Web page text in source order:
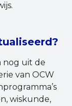
nog uit de
van OCW
wiskunde,